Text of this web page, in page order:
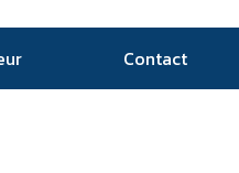
Contact